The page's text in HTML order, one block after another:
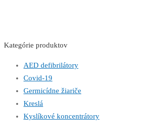
Kategórie produktov
AED defibrilátory
Covid-19
Germicídne žiariče
Kreslá
Kyslíkové koncentrátory